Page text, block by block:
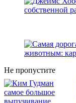
Не пропустите